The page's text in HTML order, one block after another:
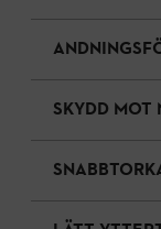
SKYDD MOT